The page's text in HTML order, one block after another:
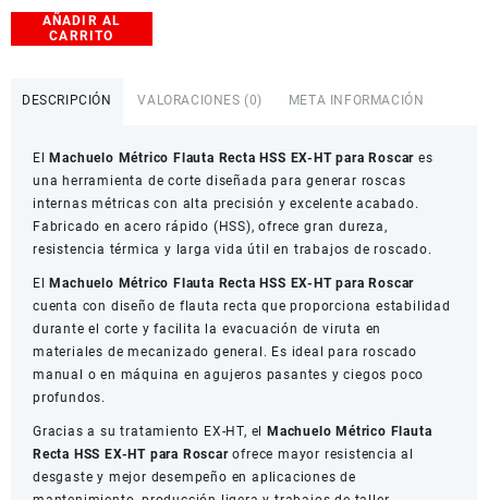
Machuelo
Métrico
para
Roscar
Unidades)
AÑADIR AL
CARRITO
DESCRIPCIÓN VALORACIONES (0) META INFORMACIÓN
ElMachuelo Métrico Flauta Recta HSS EX-HT para Roscar es
una herramienta de corte diseñada para generar roscas
internas métricas con alta precisión y excelente acabado.
Fabricado en acero rápido (HSS), ofrece gran dureza,
resistencia térmica y larga vida útil en trabajos de roscado.
ElMachuelo Métrico Flauta Recta HSS EX-HT para Roscar
cuenta con diseño de flauta recta que proporciona estabilidad
durante el corte y facilita la evacuación de viruta en
materiales de mecanizado general. Es ideal para roscado
manual o en máquina en agujeros pasantes y ciegos poco
profundos.
Gracias a su tratamiento EX-HT, el Machuelo Métrico Flauta
Recta HSS EX-HT para Roscarofrece mayor resistencia al
desgaste y mejor desempeño en aplicaciones de